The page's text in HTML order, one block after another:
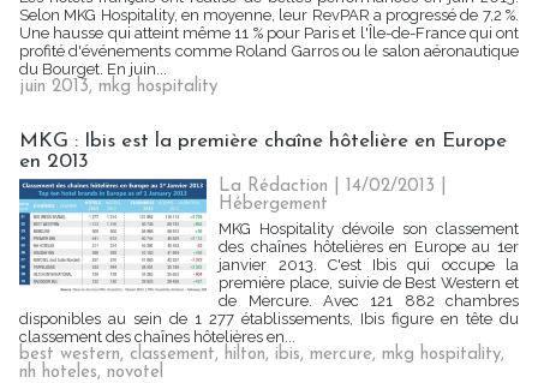
Selon MKG Hospitality, en moyenne, leur RevPAR a progressé de 7,2 %.
Une hausse qui atteint même 11 % pour Paris et l'Île-de-France qui ont
profité d'événements comme Roland Garros ou le salon aéronautique
du Bourget. En juin...
juin 2013, mkg hospitality
MKG : Ibis est la première chaîne hôtelière en Europe
en 2013
La Rédaction | 14/02/2013
Hébergement
MKG Hospitality dévoile son classement
des chaînes hôtelières en Europe au 1er
janvier 2013. C'est Ibis qui occupe la
première place, suivie de Best Western et
de Mercure. Avec 121 882 chambres
disponibles au sein de 1 277 établissements, Ibis figure en tête du
classement des chaînes hôtelières en...
best western, classement, hilton, ibis, mercure, mkg hospitality,
nh hoteles, novotel